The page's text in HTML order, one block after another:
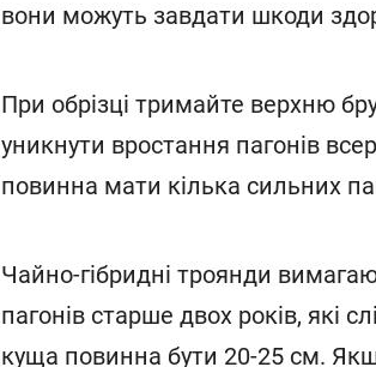
вони можуть завдати шкоди
При обрізці тримайте верхню
уникнути вростання пагонів
повинна мати кілька сильних
Чайно-гібридні троянди
пагонів старше двох років, які
куща повинна бути 20-25 см.